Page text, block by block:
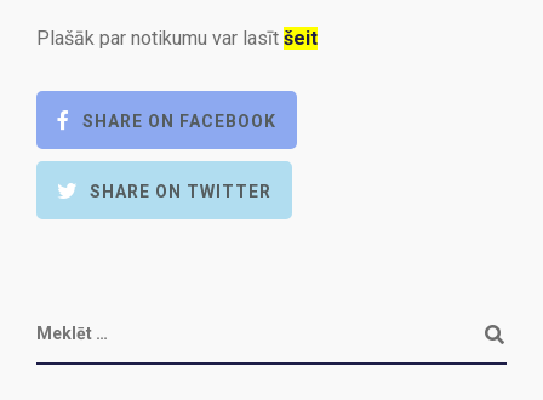
Plašāk par notikumu var lasīt šeit
SHARE ON FACEBOOK
SHARE ON TWITTER